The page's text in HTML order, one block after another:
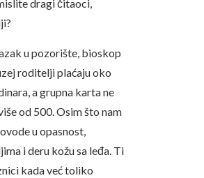
dragi čitaoci,
u pozorište, bioskop
roditelji plaćaju oko
a grupna karta ne
od 500. Osim što nam
u opasnost,
i deru kožu sa leđa. Ti
kada već toliko